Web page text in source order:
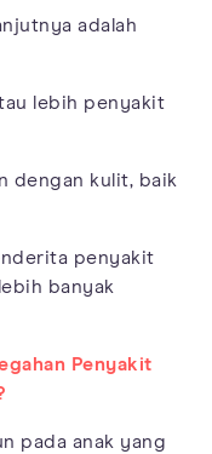
adalah
lebih penyakit
dengan kulit, baik
penyakit
banyak
Penyakit
pada anak yang